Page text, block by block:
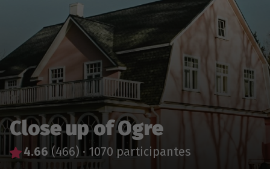
Close up of Ogre
4.66 (466) · 1070 participantes